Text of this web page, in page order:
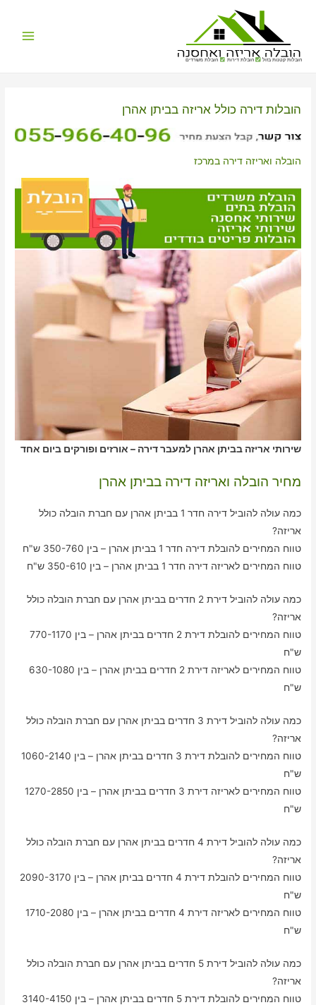
הובלות קטנות בזול הובלת דירות הובלת משרדים
הובלות דירה כולל אריזה בביתן אהרן
הובלה ואריזה דירה במרכז
שירותי אריזה בביתן אהרן למעבר דירה – אורזים ופורקים ביום אחד
מחיר הובלה ואריזה דירה בביתן אהרן
כמה עולה להוביל דירה חדר 1 בביתן אהרן עם חברת הובלה כולל
אריזה?
טווח המחירים להובלת דירה חדר 1 בביתן אהרן – בין 350-760 ש"ח
טווח המחירים לאריזה דירה חדר 1 בביתן אהרן – בין 350-610 ש"ח
כמה עולה להוביל דירת 2 חדרים בביתן אהרן עם חברת הובלה כולל
אריזה?
טווח המחירים להובלת דירת 2 חדרים בביתן אהרן – בין 770-1170
ש"ח
טווח המחירים לאריזה דירת 2 חדרים בביתן אהרן – בין 630-1080
ש"ח
כמה עולה להוביל דירת 3 חדרים בביתן אהרן עם חברת הובלה כולל
אריזה?
טווח המחירים להובלת דירת 3 חדרים בביתן אהרן – בין 1060-2140
ש"ח
טווח המחירים לאריזה דירת 3 חדרים בביתן אהרן – בין 1270-2850
ש"ח
כמה עולה להוביל דירת 4 חדרים בביתן אהרן עם חברת הובלה כולל
אריזה?
טווח המחירים להובלת דירת 4 חדרים בביתן אהרן – בין 2090-3170
ש"ח
טווח המחירים לאריזה דירת 4 חדרים בביתן אהרן – בין 1710-2080
ש"ח
כמה עולה להוביל דירת 5 חדרים בביתן אהרן עם חברת הובלה כולל
אריזה?
טווח המחירים להובלת דירת 5 חדרים בביתן אהרן – בין 3140-4150